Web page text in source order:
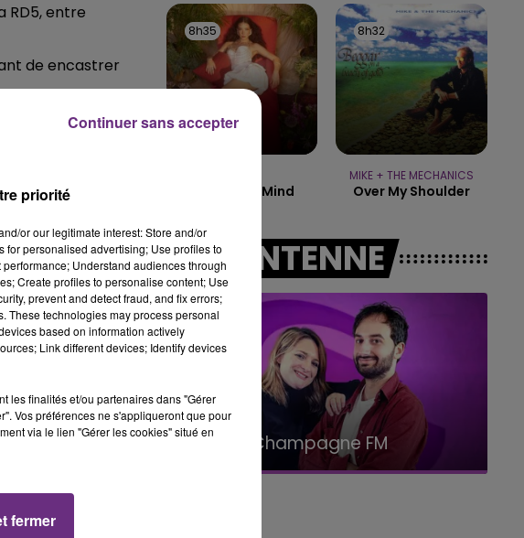
14h00 - 15h00
RD5, entre
de encastrer
charge par les
ont été
et les
8h35
8h35
One Track Mind
8h32
8h32
MIKE + THE MECHANICS
Over My Shoulder
A L'ANTENNE
15h00 - 19h00
Le Club Champagne FM
priorité
or our legitimate interest: Store and/or
personalised advertising; Use profiles to
Understand audiences through
Create profiles to personalise content; Use
prevent and detect fraud, and fix errors;
These technologies may process personal
based on information actively
Link different devices; Identify devices
les finalités et/ou partenaires dans "Gérer
Vos préférences ne s'appliqueront que pour
via le lien "Gérer les cookies" situé en
fermer
Continuer sans accepter